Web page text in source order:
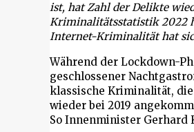
ist, hat Zahl der Delikte
Kriminalitätsstatistik 2022
Internet-Kriminalität hat
Während der Lockdown-
geschlossener
klassische Kriminalität,
wieder bei 2019
So Innenminister Gerhard